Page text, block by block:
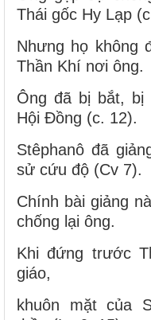
Thái gốc Hy Lạp
Nhưng họ không
Thần Khí nơi ông.
Ông đã bị bắt,
Hội Đồng (c. 12).
Stêphanô đã
sử cứu độ (Cv 7).
Chính bài giảng
chống lại ông.
Khi đứng trước
giáo,
khuôn mặt của